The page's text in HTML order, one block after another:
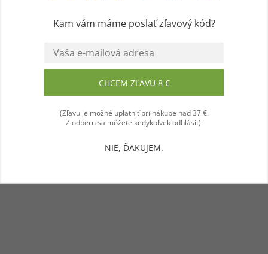
Súhlasím
Kam vám máme poslať zľavový kód?
CHCEM ZĽAVU 8 €
(Zľavu je možné uplatniť pri nákupe nad 37 €.
Z odberu sa môžete kedykoľvek odhlásiť).
NIE, ĎAKUJEM.